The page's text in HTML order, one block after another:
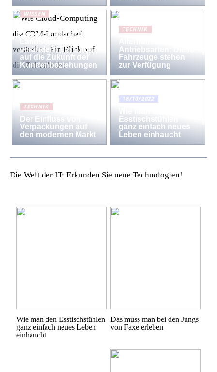
WISSEN
Computing die CRM-
verändert: Ein Blick
auf die Zukunft der
Kundenbeziehungen
TECHNIK
Antriebsarten: Diese
Fahrzeuge stehen
zur Verfügung
TECHNIK
Der Einfluss von
Verpackungen auf
den modernen Markt
18/10/2022
Esstischstühlen
ganz einfach neues
Leben einhaucht
Die Welt der IT: Erkunden Sie neue Technologien!
Wie man den Esstischstühlen
ganz einfach neues Leben
einhaucht
Das muss man bei den Jungs
von Faxe erleben